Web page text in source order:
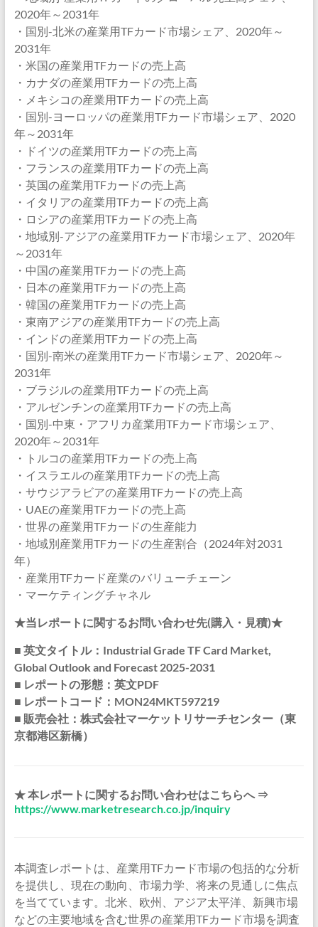
2020年～2031年
・国別-北米の産業用TFカード市場シェア、2020年～
2031年
・米国の産業用TFカードの売上高
・カナダの産業用TFカードの売上高
・メキシコの産業用TFカードの売上高
・国別-ヨーロッパの産業用TFカード市場シェア、2020
年～2031年
・ドイツの産業用TFカードの売上高
・フランスの産業用TFカードの売上高
・英国の産業用TFカードの売上高
・イタリアの産業用TFカードの売上高
・ロシアの産業用TFカードの売上高
・地域別-アジアの産業用TFカード市場シェア、2020年
～2031年
・中国の産業用TFカードの売上高
・日本の産業用TFカードの売上高
・韓国の産業用TFカードの売上高
・東南アジアの産業用TFカードの売上高
・インドの産業用TFカードの売上高
・国別-南米の産業用TFカード市場シェア、2020年～
2031年
・ブラジルの産業用TFカードの売上高
・アルゼンチンの産業用TFカードの売上高
・国別-中東・アフリカ産業用TFカード市場シェア、
2020年～2031年
・トルコの産業用TFカードの売上高
・イスラエルの産業用TFカードの売上高
・サウジアラビアの産業用TFカードの売上高
・UAEの産業用TFカードの売上高
・世界の産業用TFカードの生産能力
・地域別産業用TFカードの生産割合（2024年対2031
年）
・産業用TFカード産業のバリューチェーン
・マーケティングチャネル
★当レポートに関するお問い合わせ先(購入・見積)★
■ 英文タイトル：Industrial Grade TF Card Market,
Global Outlook and Forecast 2025-2031
■ レポートの形態：英文PDF
■ レポートコード：MON24MKT597219
■ 販売会社：株式会社マーケットリサーチセンター（東
京都港区新橋）
★ 本レポートに関するお問い合わせはこちらへ ⇒
https://www.marketresearch.co.jp/inquiry
本調査レポートは、産業用TFカード市場の包括的な分析
を提供し、現在の動向、市場力学、将来の見通しに焦点
を当てています。北米、欧州、アジア太平洋、新興市場
などの主要地域を含む世界の産業用TFカード市場を調査